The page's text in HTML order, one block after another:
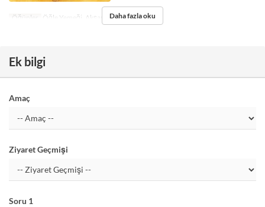
Öğünler Öğle Yemeği, Akşam YemeğiDaha fazla oku
Ek bilgi
Amaç
Ziyaret Geçmişi
Soru 1